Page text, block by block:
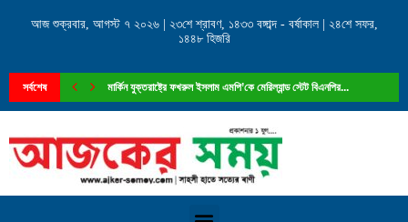
আজ শুক্রবার, আগস্ট ৭ ২০২৬ | ২৩শে শ্রাবণ, ১৪৩৩ বঙ্গাব্দ - বর্ষাকাল | ২৪শে সফর,
১৪৪৮ হিজরি
সর্বশেষ মার্কিন যুক্তরাষ্ট্রে ফখরুল ইসলাম এমপি’কে মেরিল্যান্ড স্টেট বিএনপির...